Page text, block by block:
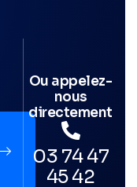
Ou appelez-
nous
directement
03 74 47
45 42